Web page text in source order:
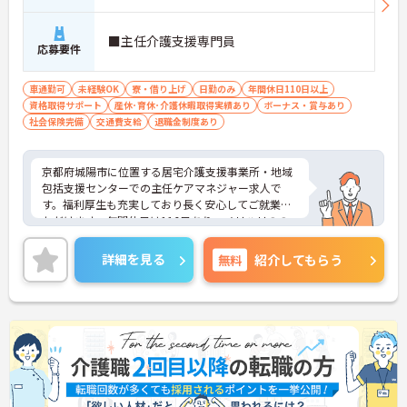
応募要件 ■主任介護支援専門員
車通勤可 未経験OK 寮・借り上げ 日勤のみ
年間休日110日以上
資格取得サポート
産休･育休･介護休暇取得実績あり
ボーナス・賞与あり
社会保険完備
交通費支給 退職金制度あり
京都府城陽市に位置する居宅介護支援事業所・地域
包括支援センターでの主任ケアマネジャー求人で
す。福利厚生も充実しており長く安心してご就業い
ただけます。年間休日は116日あり、メリハリのの
勤務が可能です。ご興味のある方には、面接対策ポ
イントなど、さらに詳細をお話しいたしますのでお
気軽にご相談ください！
詳細を見る 無料 紹介してもらう